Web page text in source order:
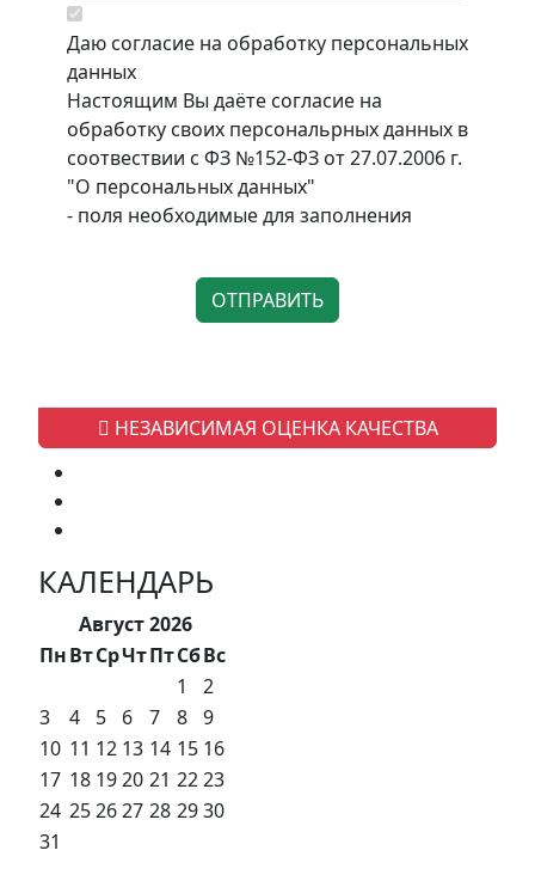
НЕЗАВИСИМАЯ ОЦЕНКА КАЧЕСТВА
КАЛЕНДАРЬ
Август 2026
ПнВтСрЧтПтСбВс
1
2
3
4 5 6 7 8 9
10 11 12 13 14 15 16
17 18 1920 21 2223
24 252627 28 2930
31
Даю согласие на обработку персональных
данных
Настоящим Вы даёте согласие на
обработку своих персональрных данных в
соотвествии с ФЗ №152-ФЗ от 27.07.2006 г.
"О персональных данных"
- поля необходимые для заполнения